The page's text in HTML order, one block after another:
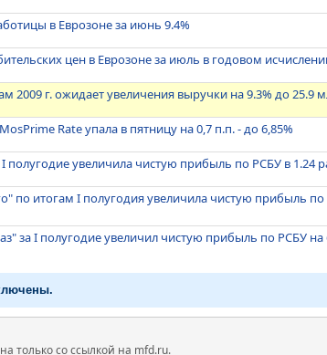
в Еврозоне за июнь 9.4%
цен в Еврозоне за июль в годовом
2009 г. ожидает увеличения выручки на 9.3% до
Rate упала в пятницу на 0,7 п.п. - до 6,85%
I полугодие увеличила чистую прибыль по РСБУ в 1.24
по итогам I полугодия увеличила чистую прибыль
за I полугодие увеличил чистую прибыль по РСБУ
только со ссылкой на mfd.ru.